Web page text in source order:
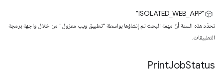
‏"ISOLATED_WEB_APP"
تحدّد هذه السمة أنّ مهمة البحث تم إنشاؤها بواسطة "تطبيق ويب معزول" من خلال واجهة برمجة
التطبيقات.
PrintJobStatus